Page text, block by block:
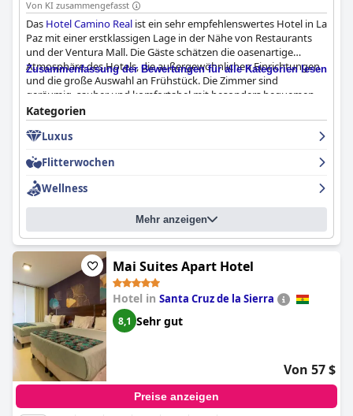
Von KI zusammengefasst
Das Hotel Camino Real ist ein sehr empfehlenswertes Hotel in La
Paz mit einer erstklassigen Lage in der Nähe von Restaurants
und der Ventura Mall. Die Gäste schätzen die oasenartige
Atmosphäre des Hotels, die außergewöhnlichen Einrichtungen
und die große Auswahl an Frühstück. Die Zimmer sind
geräumig, sauber und komfortabel mit besonders bequemen
Betten. Das Hotel wird auch für seine ausgezeichnete
Sauberkeit, das freundliche und effiziente Personal und die
bemerkenswerten Spa- und Pool-Einrichtungen gelobt. Familien
des Hotels zu schätzen wissen, einschließlich des unglaublichen
Pools mit einer lustigen Rutsche. Trotz einiger kleinerer
Probleme ist das
die Erwartungen übertrifft und einen wirklich luxuriösen
Aufenthalt im Herzen der Stadt bietet.
Zusammenfassung der Bewertungen für alle Kategorien lesen
Kategorien
Luxus
Flitterwochen
Wellness
Mehr anzeigen
Mai Suites Apart Hotel
Hotel in Santa Cruz de la Sierra
8,1 Sehr gut
Von 57 $
Preise anzeigen